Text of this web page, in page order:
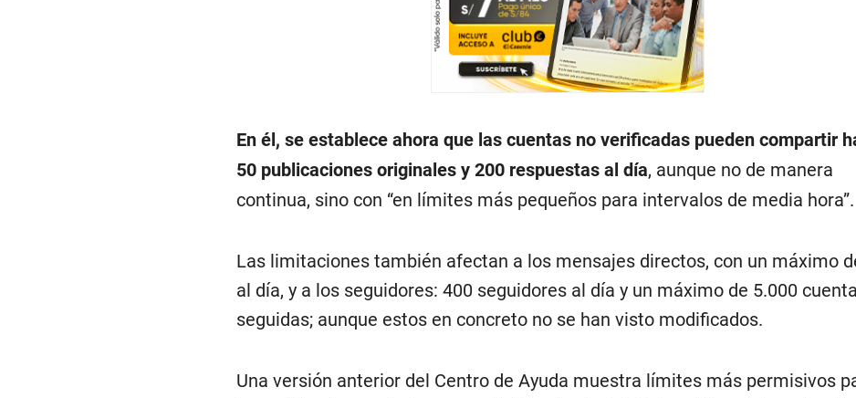
En él, se establece ahora que las cuentas no verificadas pueden compartir
50 publicaciones originales y 200 respuestas al día, aunque no de manera
continua, sino con “en límites más pequeños para intervalos de media hora”.
Las limitaciones también afectan a los mensajes directos, con un máximo
al día, y a los seguidores: 400 seguidores al día y un máximo de 5.000
seguidas; aunque estos en concreto no se han visto modificados.
Una versión anterior del Centro de Ayuda muestra límites más permisivos